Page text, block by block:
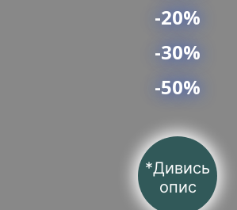
-20%
-30%
-50%
*Дивись
опис